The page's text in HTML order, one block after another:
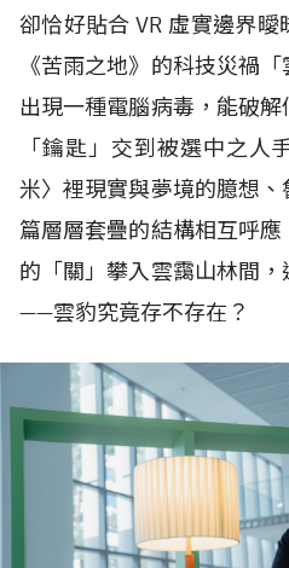
卻恰好貼合 VR 虛實邊界曖
《苦雨之地》的科技災禍
出現一種電腦病毒，能破
「鑰匙」交到被選中之人
米〉裡現實與夢境的臆想
篇層層套疊的結構相互呼
的「關」攀入雲靄山林間
——雲豹究竟存不存在？